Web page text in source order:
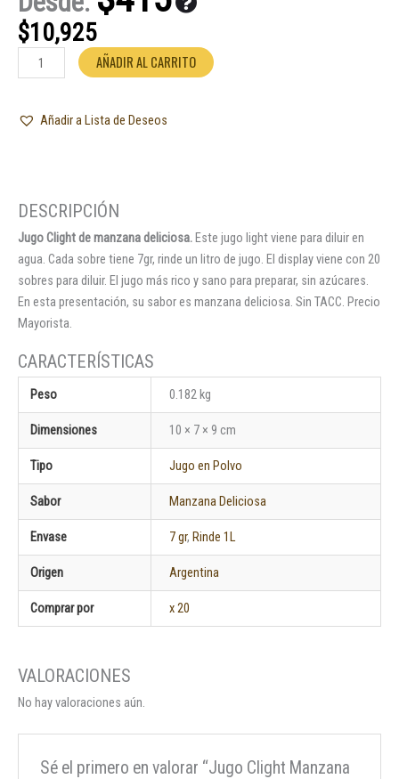
$10,925
Jugo
Clight
Deliciosa
cantidad
AÑADIR AL CARRITO
Añadir a Lista de Deseos
Jugo Clight de manzana deliciosa.Este jugo light viene para diluir en
agua. Cada sobre tiene 7gr, rinde un litro de jugo. El display viene con 20
sobres para diluir. El jugo más rico y sano para preparar, sin azúcares.
En esta presentación, su sabor es manzana deliciosa. Sin TACC. Precio
Mayorista.
Peso 0.182 kg
Dimensiones 10 × 7 × 9 cm
Tipo Jugo en Polvo
Sabor Manzana Deliciosa
Envase 7 gr, Rinde 1L
Origen Argentina
Comprar por x 20
No hay valoraciones aún.
Sé el primero en valorar “Jugo Clight Manzana